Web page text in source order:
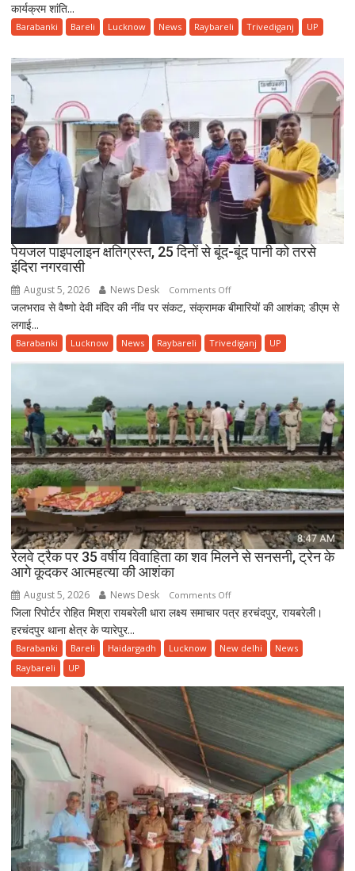
छात्राओं
किया
और
महिला
हेल्पलाइन
की
दी
जानकारी
कार्यक्रम शांति...
Barabanki Bareli Lucknow News Raybareli Trivediganj UP
पेयजल पाइपलाइन क्षतिग्रस्त, 25 दिनों से बूंद-बूंद पानी को तरसे
इंदिरा नगरवासी
August 5, 2026 News Desk Comments Offon
पेयजल
क्षतिग्रस्त,
बूंद-
बूंद
पानी
को
तरसे
इंदिरा
नगरवासी
जलभराव से वैष्णो देवी मंदिर की नींव पर संकट, संक्रामक बीमारियों की आशंका; डीएम से
लगाई...
Barabanki Lucknow News Raybareli Trivediganj UP
रेलवे ट्रैक पर 35 वर्षीय विवाहिता का शव मिलने से सनसनी, ट्रेन के
आगे कूदकर आत्महत्या की आशंका
August 5, 2026 News Desk Comments Offon
रेलवे
पर
विवाहिता
का
शव
मिलने
सनसनी,
ट्रेन
के
आगे
कूदकर
जिला रिपोर्टर रोहित मिश्रा रायबरेली धारा लक्ष्य समाचार पत्र हरचंदपुर, रायबरेली।
हरचंदपुर थाना क्षेत्र के प्यारेपुर...
Barabanki Bareli Haidargadh Lucknow New delhi
News
Raybareli
UP